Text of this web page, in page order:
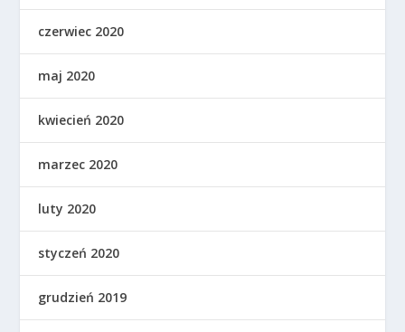
czerwiec 2020
maj 2020
kwiecień 2020
marzec 2020
luty 2020
styczeń 2020
grudzień 2019